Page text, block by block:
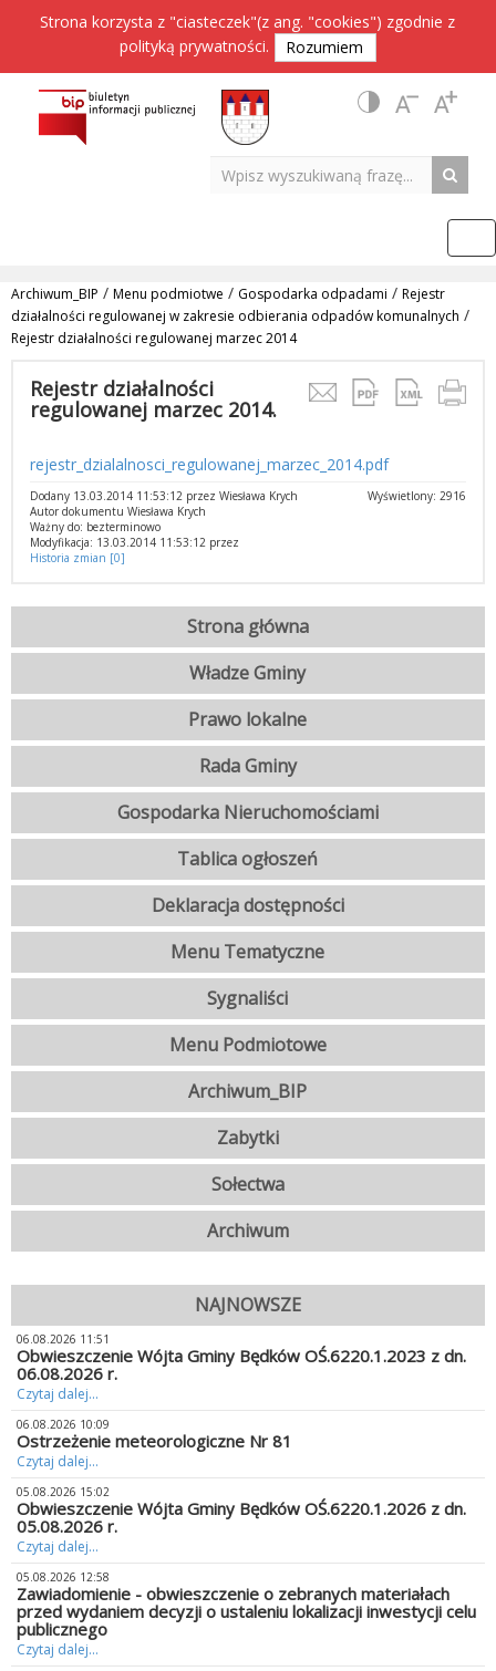
Strona korzysta z "ciasteczek"(z ang. "cookies") zgodnie z
polityką prywatności. Rozumiem
Archiwum_BIP / Menu podmiotwe / Gospodarka odpadami / Rejestr
działalności regulowanej w zakresie odbierania odpadów komunalnych /
Rejestr działalności regulowanej marzec 2014
Rejestr działalności
regulowanej marzec 2014.
rejestr_dzialalnosci_regulowanej_marzec_2014.pdf
Wyświetlony: 2916
Dodany 13.03.2014 11:53:12 przez Wiesława Krych
Autor dokumentu Wiesława Krych
Ważny do: bezterminowo
Modyfikacja: 13.03.2014 11:53:12 przez
Historia zmian [0]
Strona główna
Władze Gminy
Prawo lokalne
Rada Gminy
Gospodarka Nieruchomościami
Tablica ogłoszeń
Deklaracja dostępności
Menu Tematyczne
Sygnaliści
Menu Podmiotowe
Archiwum_BIP
Zabytki
Sołectwa
Archiwum
NAJNOWSZE
06.08.2026 11:51
Obwieszczenie Wójta Gminy Będków OŚ.6220.1.2023 z dn.
06.08.2026 r.
Czytaj dalej...
06.08.2026 10:09
Ostrzeżenie meteorologiczne Nr 81
Czytaj dalej...
05.08.2026 15:02
Obwieszczenie Wójta Gminy Będków OŚ.6220.1.2026 z dn.
05.08.2026 r.
Czytaj dalej...
05.08.2026 12:58
Zawiadomienie - obwieszczenie o zebranych materiałach
przed wydaniem decyzji o ustaleniu lokalizacji inwestycji celu
publicznego
Czytaj dalej...